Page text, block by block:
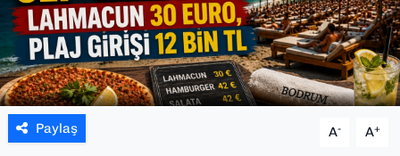
Paylaş A- A+